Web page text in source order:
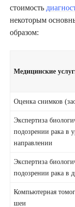
стоимость
некоторым
образом:
Медицинские
Оценка снимков
Экспертиза
подозрении рака в
направлении
Экспертиза
подозрении рака в
Компьютерная
шеи